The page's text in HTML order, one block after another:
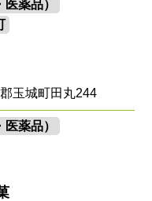
薬品）
玉城町田丸244
薬品）